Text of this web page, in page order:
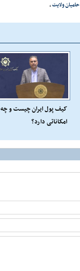
حامیان ولایت،
کیف پول ایران چیست و چه
امکاناتی دارد؟